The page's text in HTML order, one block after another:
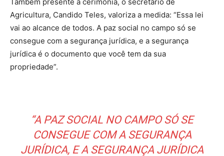
Agricultura, Candido Teles, valoriza a medida: “Essa lei
vai ao alcance de todos. A paz social no campo só se
consegue com a segurança jurídica, e a segurança
jurídica é o documento que você tem da sua
propriedade”.
“A PAZ SOCIAL NO CAMPO SÓ SE
CONSEGUE COM A SEGURANÇA
JURÍDICA, E A SEGURANÇA JURÍDICA